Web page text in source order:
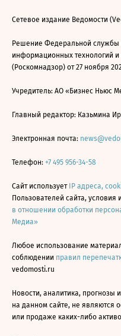
Сетевое издание Ведомости
Решение Федеральной службы
информационных технологий
(Роскомнадзор) от 27 ноября
Учредитель: АО «Бизнес Ньюс
Главный редактор: Казьмина
Электронная почта:
Телефон: +7 495 956-34-58
Сайт использует IP адреса,
Пользователей сайта, условия
в отношении обработки
Медиа»
Любое использование
соблюдении правил
vedomosti.ru
Новости, аналитика, прогнозы
на данном сайте, не являются
или продаже каких-либо